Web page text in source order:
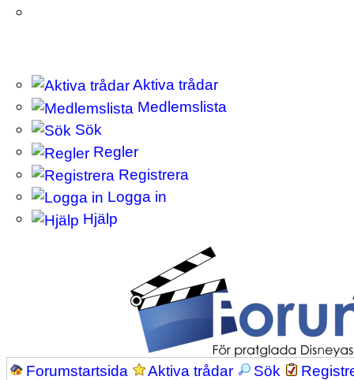
Aktiva trådar
Medlemslista
Sök
Regler
Registrera
Logga in
Hjälp
Forumstartsida Aktiva trådar Sök